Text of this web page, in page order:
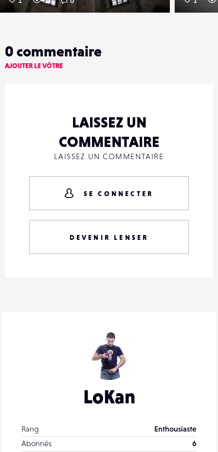
LoKan
Rang
Enthousiaste
Abonnés
6
0 commentaire
AJOUTER LE VÔTRE
LAISSEZ UN
COMMENTAIRE
LAISSEZ UN COMMENTAIRE
SE CONNECTER
DEVENIR LENSER